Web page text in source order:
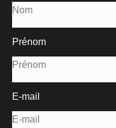
Prénom
E-mail